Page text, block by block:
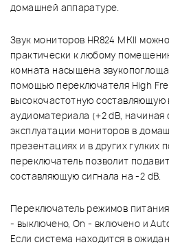
домашней аппаратуре.
Звук мониторов HR824 MKII
практически к любому
комната насыщена
помощью переключателя High
высокочастотную составляющую
аудиоматериала (+2 dB, начиная
эксплуатации мониторов в
презентациях и в других гулких
переключатель позволит
составляющую сигнала на -2 dB.
Переключатель режимов
- выключено, On - включено и
Если система находится в